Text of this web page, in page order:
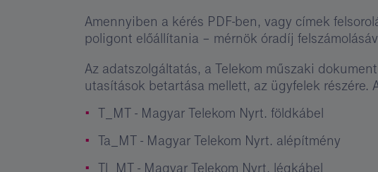
Amennyiben a kérés PDF-ben, vagy címek
poligont előállítania – mérnök óradíj
Az adatszolgáltatás, a Telekom műszaki
utasítások betartása mellett, az ügyfelek
T_MT - Magyar Telekom Nyrt. földkábel
Ta_MT - Magyar Telekom Nyrt. alépítmény
Tl_MT - Magyar Telekom Nyrt. légkábel